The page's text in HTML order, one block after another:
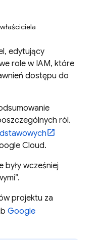
edytujący
role w IAM, które
dostępu do
ról.
Cloud.
były wcześniej
projektu za
Google